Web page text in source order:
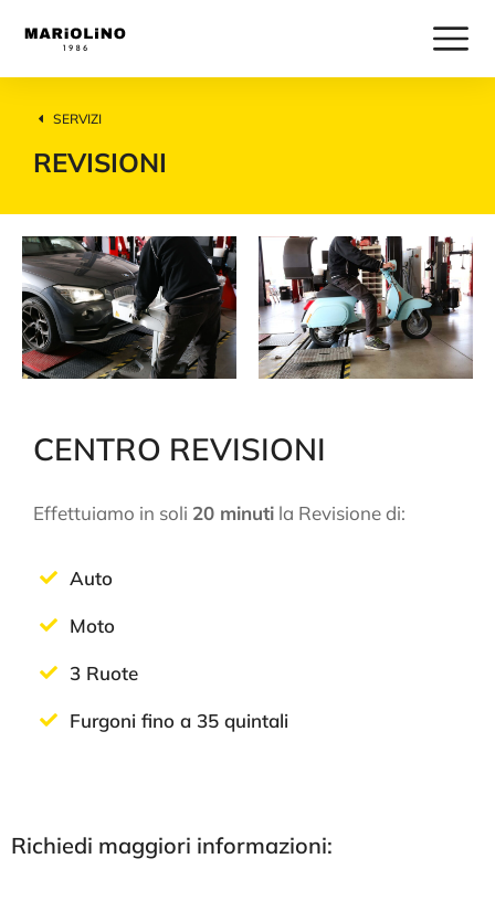
SERVIZI
REVISIONI
CENTRO REVISIONI
Effettuiamo in soli 20 minuti la Revisione di:
Auto
Moto
3 Ruote
Furgoni fino a 35 quintali
Richiedi maggiori informazioni: